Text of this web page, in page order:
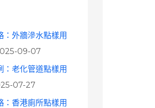
：外牆滲水點樣用
09-07
：老化管道點樣用
07-27
：香港廁所點樣用